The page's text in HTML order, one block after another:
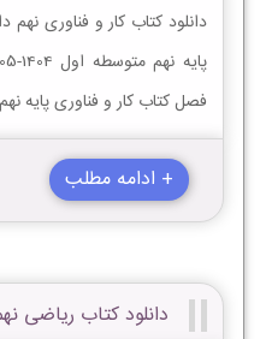
فصل کتاب کار و فناوری پایه نهم
+ ادامه مطلب
دانلود کتاب ریاضی